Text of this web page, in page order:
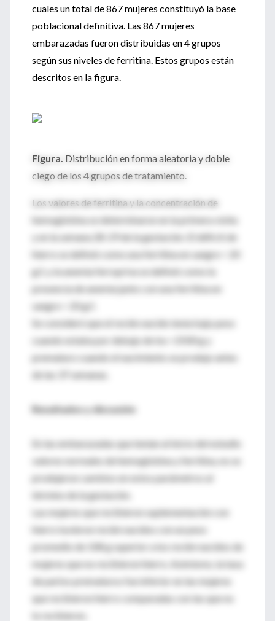
cuales un total de 867 mujeres constituyó la base
poblacional definitiva. Las 867 mujeres
embarazadas fueron distribuidas en 4 grupos
según sus niveles de ferritina. Estos grupos están
descritos en la figura.
Figura. Distribución en forma aleatoria y doble
ciego de los 4 grupos de tratamiento.
Los valores de ferritina y la concentración de
hemoglobina se determinaron en la primera visita
y en la semana 28-29 de la gestación. El déficit de
hierro se definió como una ferritina en sangre < 20
g/l, y la anemia ferropriva se definió como la
presencia de anemia junto con una ferritina en
sangre < 20 g/l.
Se consideró que el recién nacido tenía bajo peso
cuando estaba por debajo de los <2500 g y
prematuro cuando el nacimiento se produjo antes
de las 37 semanas.
Resultados y discusión
En las embarazadas que tenían al inicio del estudio
valores normales de hemoglobina y ferritina, no se
produjeron cambios en estos parámetros al
término de la gestación.
Las mujeres que recibieron suplementación con
hierro tuvieron recién nacidos con un peso
promedio de 108 g superior a los recién nacidos de
mujeres que no recibieron hierro. Asimismo, la tasa
de partos prematuros fue inferior en las mujeres
que recibieron hierro comparadas con las que no
lo recibieron.